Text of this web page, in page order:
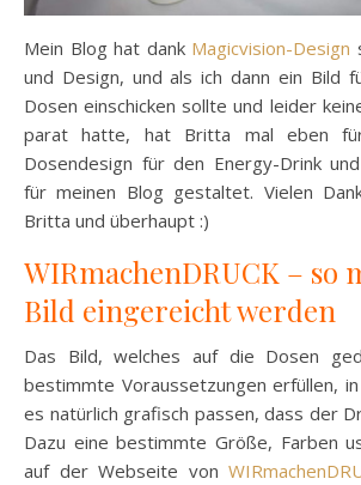
Mein Blog hat dank Magicvision-Design
und Design, und als ich dann ein Bild
Dosen einschicken sollte und leider
parat hatte, hat Britta mal eben
Dosendesign für den Energy-Drink
für meinen Blog gestaltet. Vielen
Britta und überhaupt :)
WIRmachenDRUCK – so
Bild eingereicht werden
Das Bild, welches auf die Dosen
bestimmte Voraussetzungen erfüllen,
es natürlich grafisch passen, dass der
Dazu eine bestimmte Größe, Farben
auf der Webseite von